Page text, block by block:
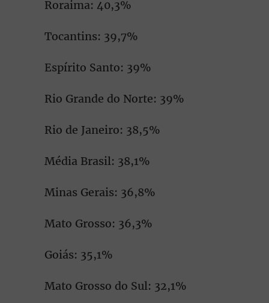
Roraima: 40,3%
Tocantins: 39,7%
Espírito Santo: 39%
Rio Grande do Norte: 39%
Rio de Janeiro: 38,5%
Média Brasil: 38,1%
Minas Gerais: 36,8%
Mato Grosso: 36,3%
Goiás: 35,1%
Mato Grosso do Sul: 32,1%